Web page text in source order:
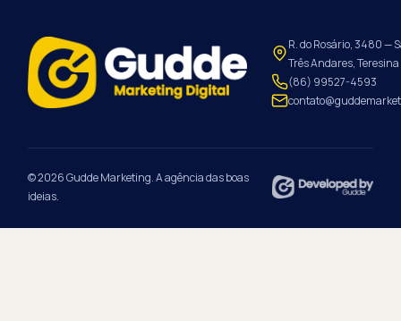
R. do Rosário, 3480 —
Três Andares,
(86) 99527-4593
© 2026 Gudde Marketing. A agência das boas
ideias.